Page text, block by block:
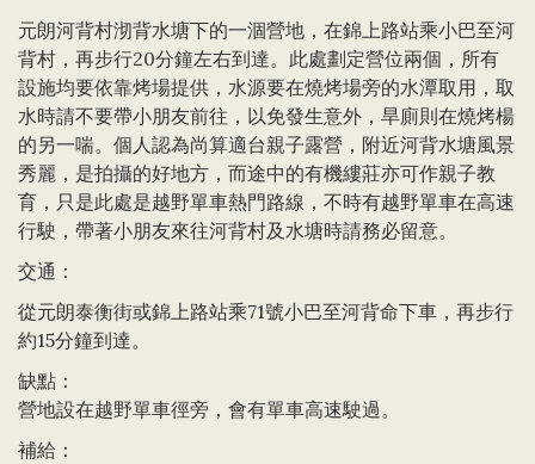
元朗河背村沏背水塘下的一涸營地，在錦上路站乘小巴至河
背村，再步行20分鐘左右到達。此處劃定營位兩個，所有
設施均要依靠烤場提供，水源要在燒烤場旁的水潭取用，取
水時請不要帶小朋友前往，以免發生意外，旱廁則在燒烤楊
的另一喘。個人認為尚算適台親子露營，附近河背水塘風景
秀麗，是拍攝的好地方，而途中的有機縷莊亦可作親子教
育，只是此處是越野單車熱門路線，不時有越野單車在高速
行駛，帶著小朋友來往河背村及水塘時請務必留意。
交通：
從元朗泰衡街或錦上路站乘71號小巴至河背命下車，再步行
約15分鐘到達。
缺點：
營地設在越野單車徑旁，會有單車高速駛過。
補給：